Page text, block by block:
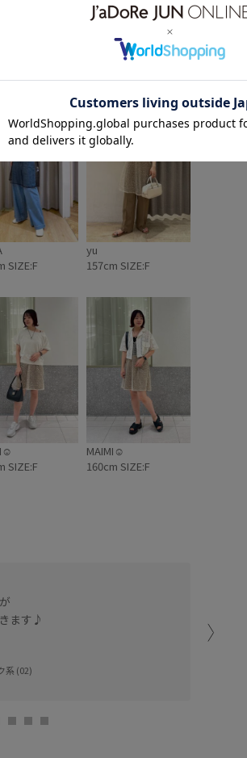
薄手
全てみる
SIZE:F
yu
157cm SIZE:F
SIZE:F
MAIMI☺︎
160cm SIZE:F
ます♪
系 (02)
Tシ
♬.*ﾟ